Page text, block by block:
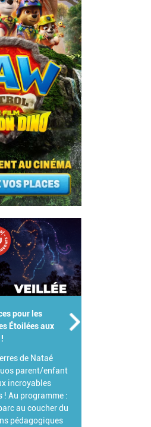
Gagnez votre Pass Famille pour le
Parc de Branféré !
Kidiklik s'associent pour vous
offrir votre Pass Famille !
L'occasion idéale de venir explorer
ce parc animalier et botanique
d'exception et de découvrir toutes
ses grandes nouveautés 2026.